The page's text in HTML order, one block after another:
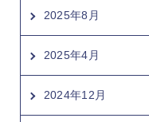
2025年8月
2025年4月
2024年12月